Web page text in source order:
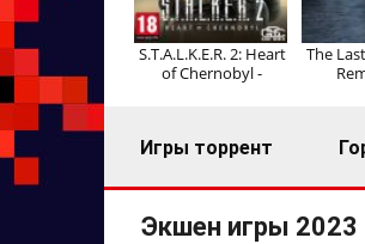
S.T.A.L.K.E.R. 2: Heart
of Chernobyl -
The
Игры торрент
Экшен игры 2023